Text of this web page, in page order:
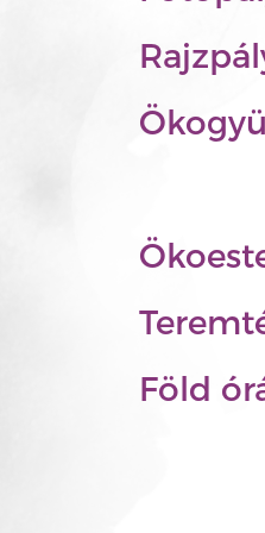
Föld